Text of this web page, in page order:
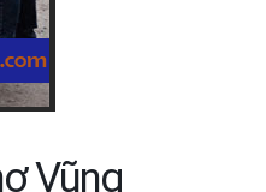
Vũng